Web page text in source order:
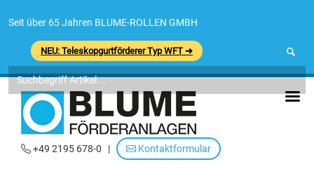
Seit über 65 Jahren BLUME-ROLLEN GMBH
NEU: Teleskopgurtförderer Typ WFT ➜
+49 2195 678-0 | Kontaktformular